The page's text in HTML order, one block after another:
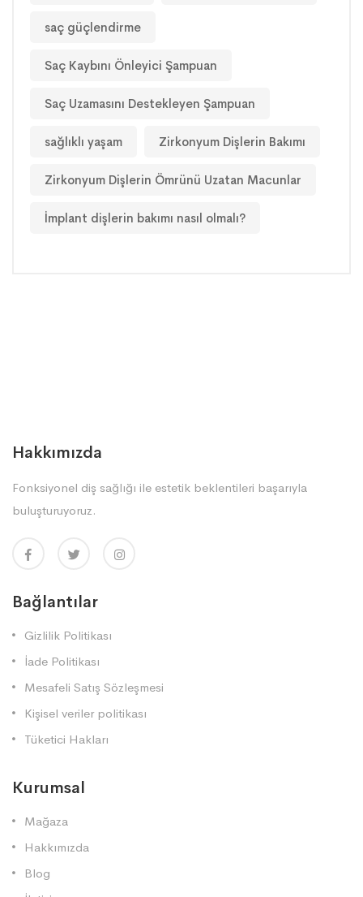
saç güçlendirme
Saç Kaybını Önleyici Şampuan
Saç Uzamasını Destekleyen Şampuan
sağlıklı yaşam Zirkonyum Dişlerin Bakımı
Zirkonyum Dişlerin Ömrünü Uzatan Macunlar
İmplant dişlerin bakımı nasıl olmalı?
Hakkımızda
Fonksiyonel diş sağlığı ile estetik beklentileri başarıyla
buluşturuyoruz.
Bağlantılar
Gizlilik Politikası
İade Politikası
Mesafeli Satış Sözleşmesi
Kişisel veriler politikası
Tüketici Hakları
Kurumsal
Mağaza
Hakkımızda
Blog